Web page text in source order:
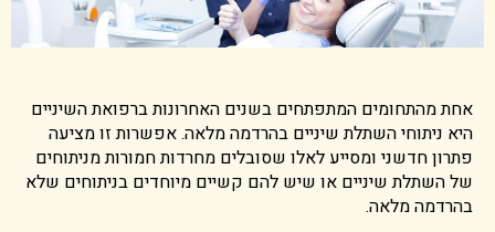
אחת מהתחומים המתפתחים בשנים האחרונות ברפואת השיניים
היא ניתוחי השתלת שיניים בהרדמה מלאה. אפשרות זו מציעה
פתרון חדשני ומסייע לאלו שסובלים מחרדות חמורות מניתוחים
של השתלת שיניים או שיש להם קשיים מיוחדים בניתוחים שלא
בהרדמה מלאה.